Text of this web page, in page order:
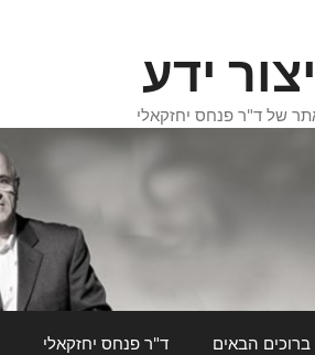
ידע
של ד"ר פנחס יחזקאלי
ברוכים הבאים ד"ר פנחס יחזקאלי